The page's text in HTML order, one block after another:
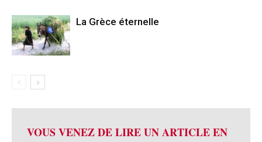
La Grèce éternelle
VOUS VENEZ DE LIRE UN ARTICLE EN